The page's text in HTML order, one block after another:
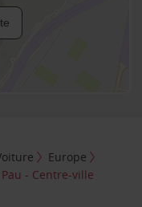
Europe
- Centre-ville